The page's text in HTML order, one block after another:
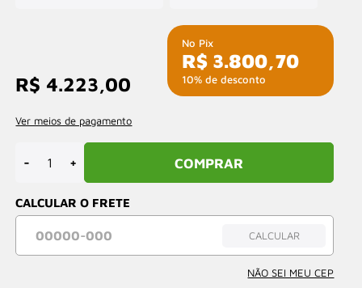
R$ 3.800,70
10% de desconto
R$ 4.223,00
Ver meios de pagamento
- + COMPRAR
CALCULAR O FRETE
CALCULAR
NÃO SEI MEU CEP